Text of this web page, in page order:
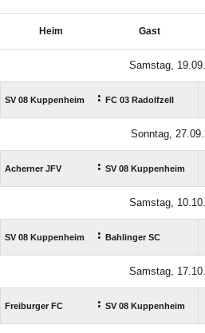
Heim Gast
Samstag,
SV 08 Kuppenheim : FC 03 Radolfzell
Sonntag,
Acherner JFV : SV 08 Kuppenheim
Samstag,
SV 08 Kuppenheim : Bahlinger SC
Samstag,
Freiburger FC : SV 08 Kuppenheim